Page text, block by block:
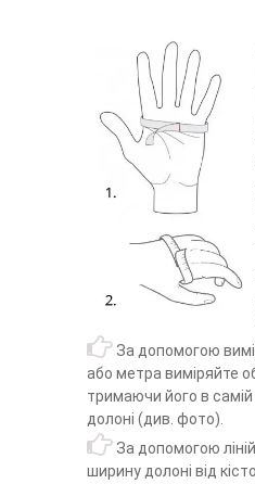
За допомогою
або метра виміряйте
тримаючи його в самій
долоні (див. фото).
За допомогою
ширину долоні від